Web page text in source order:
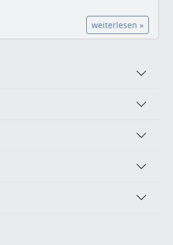
weiterlesen »